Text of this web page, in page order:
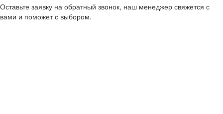
Оставьте заявку на обратный звонок, наш менеджер свяжется с
вами и поможет с выбором.